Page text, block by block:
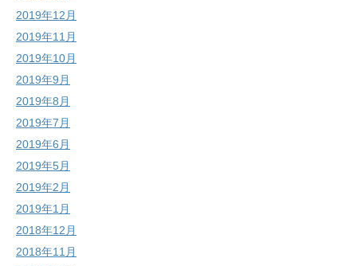
2019年12月
2019年11月
2019年10月
2019年9月
2019年8月
2019年7月
2019年6月
2019年5月
2019年2月
2019年1月
2018年12月
2018年11月